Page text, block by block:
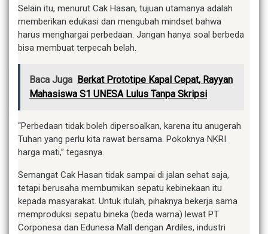
Selain itu, menurut Cak Hasan, tujuan utamanya adalah
memberikan edukasi dan mengubah mindset bahwa
harus menghargai perbedaan. Jangan hanya soal berbeda
bisa membuat terpecah belah.
Baca Juga Berkat Prototipe Kapal Cepat, Rayyan
Mahasiswa S1 UNESA Lulus Tanpa Skripsi
“Perbedaan tidak boleh dipersoalkan, karena itu anugerah
Tuhan yang perlu kita rawat bersama. Pokoknya NKRI
harga mati,” tegasnya.
Semangat Cak Hasan tidak sampai di jalan sehat saja,
tetapi berusaha membumikan sepatu kebinekaan itu
kepada masyarakat. Untuk itulah, pihaknya bekerja sama
memproduksi sepatu bineka (beda warna) lewat PT
Corponesa dan Edunesa Mall dengan Ardiles, industri